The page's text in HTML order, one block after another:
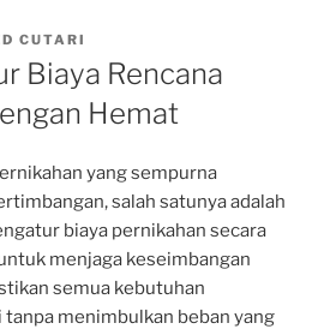
CUTARI
Biaya Rencana
Hemat
yang sempurna
salah satunya adalah
biaya pernikahan secara
menjaga keseimbangan
semua kebutuhan
menimbulkan beban yang